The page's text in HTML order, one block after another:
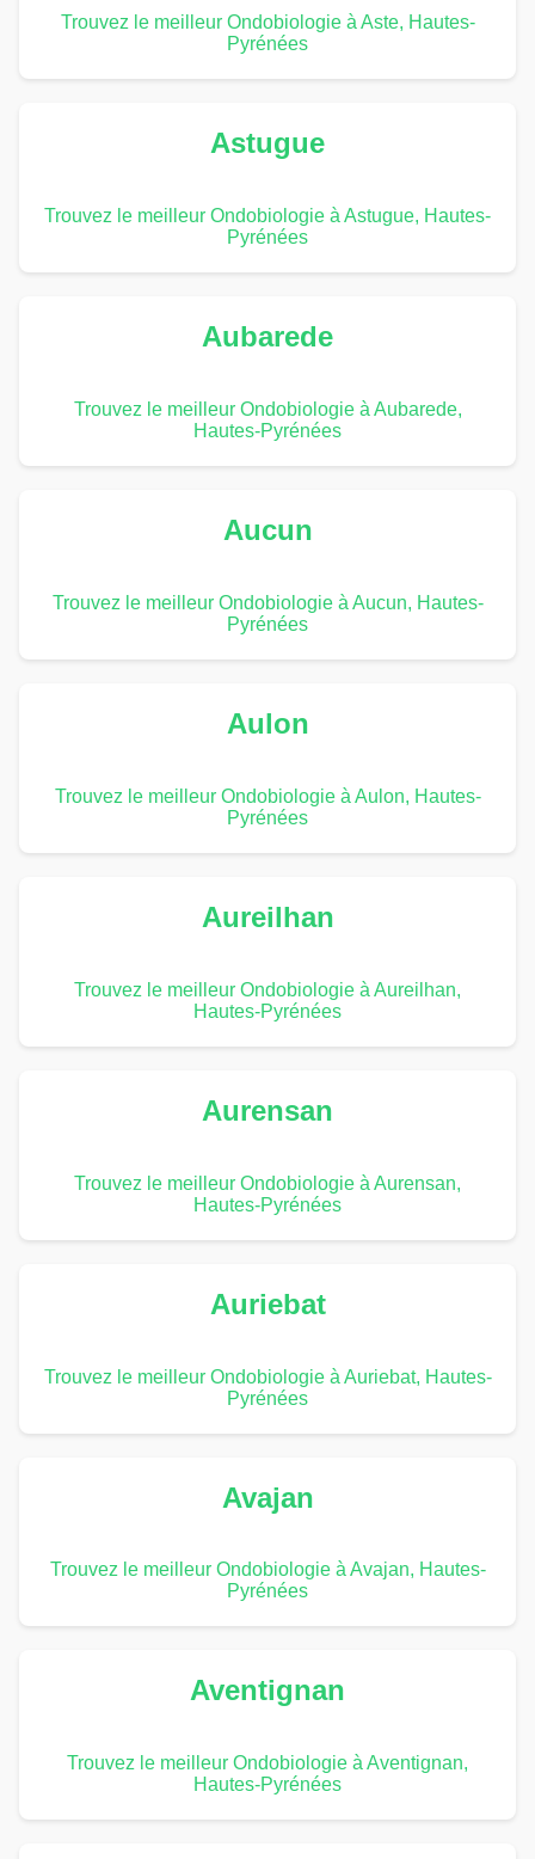
Trouvez le meilleur Ondobiologie à Aste, Hautes-
Pyrénées
Astugue
Trouvez le meilleur Ondobiologie à Astugue, Hautes-
Pyrénées
Aubarede
Trouvez le meilleur Ondobiologie à Aubarede,
Hautes-Pyrénées
Aucun
Trouvez le meilleur Ondobiologie à Aucun, Hautes-
Pyrénées
Aulon
Trouvez le meilleur Ondobiologie à Aulon, Hautes-
Pyrénées
Aureilhan
Trouvez le meilleur Ondobiologie à Aureilhan,
Hautes-Pyrénées
Aurensan
Trouvez le meilleur Ondobiologie à Aurensan,
Hautes-Pyrénées
Auriebat
Trouvez le meilleur Ondobiologie à Auriebat, Hautes-
Pyrénées
Avajan
Trouvez le meilleur Ondobiologie à Avajan, Hautes-
Pyrénées
Aventignan
Trouvez le meilleur Ondobiologie à Aventignan,
Hautes-Pyrénées